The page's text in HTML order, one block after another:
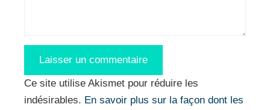
Ce site utilise Akismet pour réduire les
indésirables. En savoir plus sur la façon dont les